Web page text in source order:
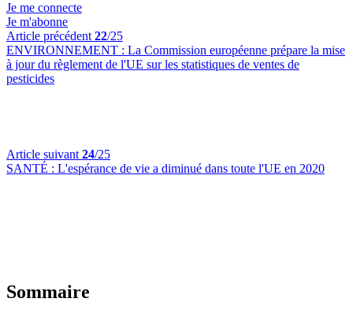
Je me connecte
Je m'abonne
Article précédent 22/25
ENVIRONNEMENT : La Commission européenne prépare la mise
à jour du règlement de l'UE sur les statistiques de ventes de
pesticides
Article suivant 24/25
SANTÉ : L'espérance de vie a diminué dans toute l'UE en 2020
Sommaire